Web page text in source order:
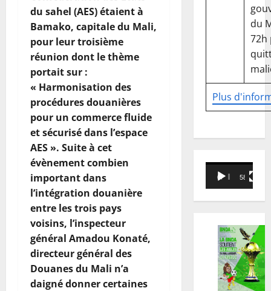
du sahel (AES) étaient à
Bamako, capitale du Mali,
pour leur troisième
réunion dont le thème
portait sur :
« Harmonisation des
procédures douanières
pour un commerce fluide
et sécurisé dans l’espace
AES ». Suite à cet
évènement combien
important dans
l’intégration douanière
entre les trois pays
voisins, l’inspecteur
général Amadou Konaté,
directeur général des
Douanes du Mali n’a
daigné donner certaines
Plus
du
72h
Lecteur
vidéo
00:00 58:18